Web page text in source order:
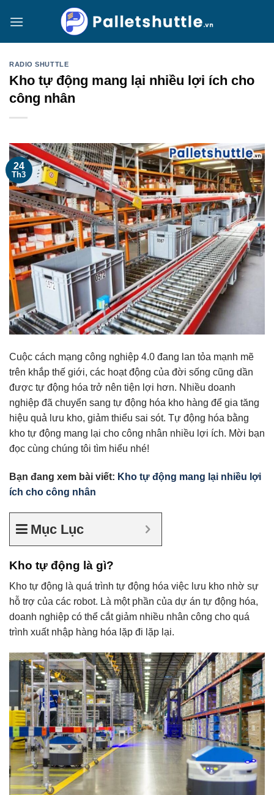
qua
RADIO SHUTTLE
Kho tự động mang lại nhiều lợi ích cho
công nhân
24
Th3
Cuộc cách mạng công nghiệp 4.0 đang lan tỏa mạnh mẽ
trên khắp thế giới, các hoạt động của đời sống cũng dần
được tự động hóa trở nên tiện lợi hơn. Nhiều doanh
nghiệp đã chuyển sang tự động hóa kho hàng để gia tăng
hiệu quả lưu kho, giảm thiểu sai sót. Tự động hóa bằng
kho tự động mang lại cho công nhân nhiều lợi ích. Mời bạn
đọc cùng chúng tôi tìm hiểu nhé!
Bạn đang xem bài viết: Kho tự động mang lại nhiều lợi
ích cho công nhân
Mục Lục
Kho tự động là gì?
Kho tự động là quá trình tự động hóa việc lưu kho nhờ sự
hỗ trợ của các robot. Là một phần của dự án tự động hóa,
doanh nghiệp có thể cắt giảm nhiều nhân công cho quá
trình xuất nhập hàng hóa lặp đi lặp lại.